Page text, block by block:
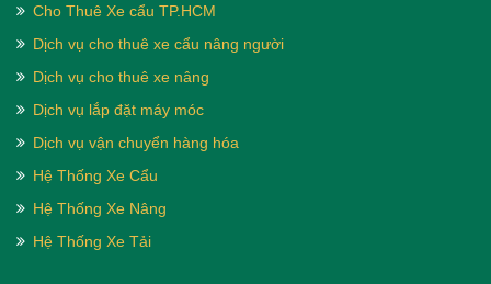
Cho Thuê Xe cẩu TP.HCM
Dịch vụ cho thuê xe cẩu nâng người
Dịch vụ cho thuê xe nâng
Dịch vụ lắp đặt máy móc
Dịch vụ vận chuyển hàng hóa
Hệ Thống Xe Cẩu
Hệ Thống Xe Nâng
Hệ Thống Xe Tải